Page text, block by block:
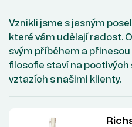
Vznikli jsme s jasným
které vám udělají radost.
svým příběhem a přinesou
filosofie staví na
vztazích s našimi klienty.